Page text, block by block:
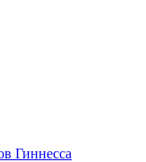
Гиннесса